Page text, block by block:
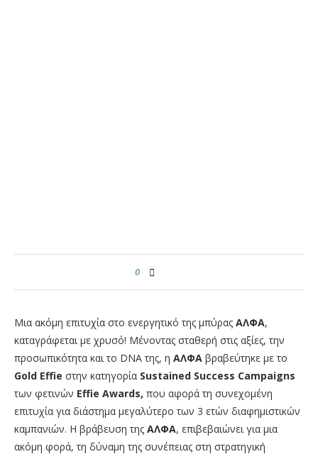
0
Μια ακόμη επιτυχία στο ενεργητικό της μπύρας ΑΛΦΑ,
καταγράφεται με χρυσό! Μένοντας σταθερή στις αξίες, την
προσωπικότητα και το DΝΑ της, η ΑΛΦΑ βραβεύτηκε με το
Gold Effie στην κατηγορία Sustained Success Campaigns
των φετινών Effie Awards, που αφορά τη συνεχομένη
επιτυχία για διάστημα μεγαλύτερο των 3 ετών διαφημιστικών
καμπανιών. Η βράβευση της ΑΛΦΑ, επιβεβαιώνει για μια
ακόμη φορά, τη δύναμη της συνέπειας στη στρατηγική